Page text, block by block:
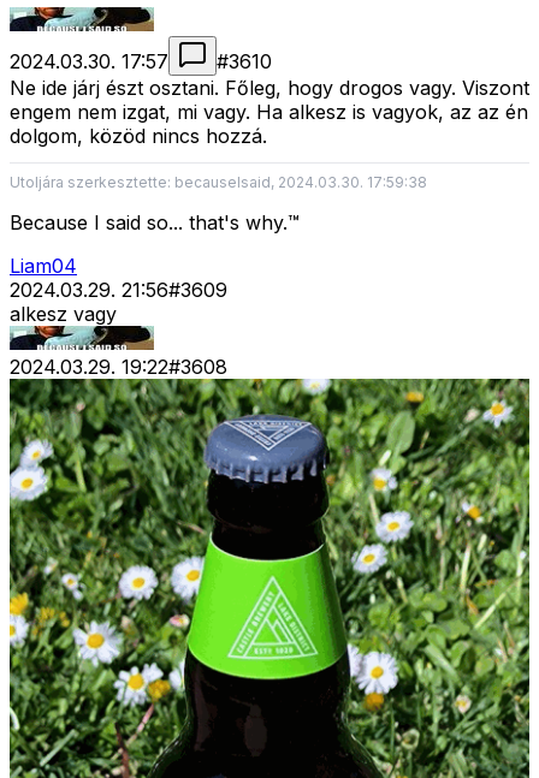
2024.03.30. 17:57 #3610
Ne ide járj észt osztani. Főleg, hogy drogos vagy. Viszont
engem nem izgat, mi vagy. Ha alkesz is vagyok, az az én
dolgom, közöd nincs hozzá.
Utoljára szerkesztette: becauseIsaid, 2024.03.30. 17:59:38
Because I said so... that's why.™
Liam04
2024.03.29. 21:56#3609
alkesz vagy
2024.03.29. 19:22#3608